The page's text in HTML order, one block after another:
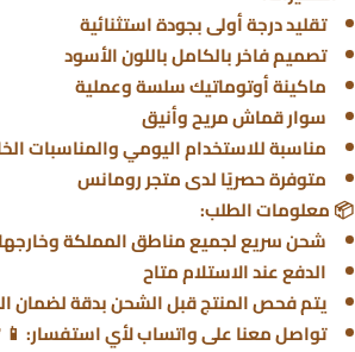
تقليد درجة أولى بجودة استثنائية
تصميم فاخر بالكامل باللون الأسود
ماكينة أوتوماتيك سلسة وعملية
سوار قماش مريح وأنيق
مناسبة للاستخدام اليومي والمناسبات
متوفرة حصريًا لدى متجر رومانس
📦معلومات الطلب:
شحن سريع لجميع مناطق المملكة وخارجها
الدفع عند الاستلام متاح
يتم فحص المنتج قبل الشحن بدقة لضمان
تواصل معنا على واتساب لأي استفسار: 📱 0506331177 - 0556031932